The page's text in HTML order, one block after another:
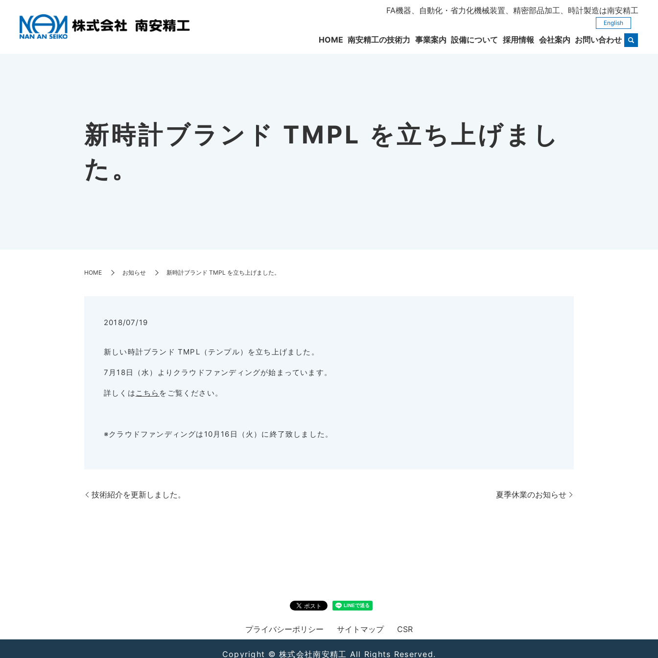
FA機器、自動化・省力化機械装置、精密部品加工、時計製造は南安精工
English
HOME 南安精工の技術力 事業案内 設備について 採用情報 会社案内 お問い合わせ
新時計ブランド TMPL を立ち上げまし
た。
HOME お知らせ 新時計ブランド TMPL を立ち上げました。
2018/07/19
新しい時計ブランド TMPL（テンプル）を立ち上げました。
7月18日（水）よりクラウドファンディングが始まっています。
詳しくは こちら をご覧ください。
※クラウドファンディングは10月16日（火）に終了致しました。
技術紹介を更新しました。 夏季休業のお知らせ
プライバシーポリシー サイトマップ CSR
Copyright © 株式会社南安精工 All Rights Reserved.